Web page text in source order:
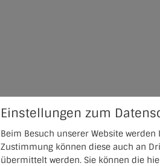
Einstellungen zum
Beim Besuch unserer Website
Zustimmung können diese auch an
übermittelt werden. Sie können die